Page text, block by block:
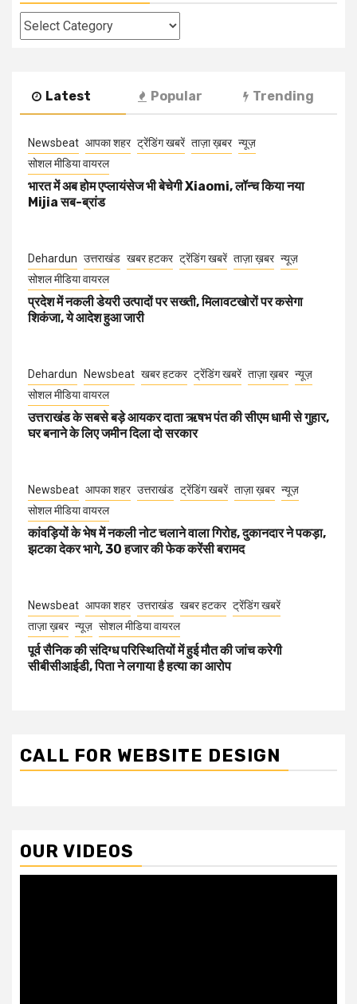
Categories
Latest Popular Trending
Newsbeat आपका शहर ट्रेंडिंग खबरें ताज़ा ख़बर न्यूज़
सोशल मीडिया वायरल
भारत में अब होम एप्लायंसेज भी बेचेगी Xiaomi, लॉन्च किया नया
Mijia सब-ब्रांड
Dehardun उत्तराखंड खबर हटकर ट्रेंडिंग खबरें ताज़ा ख़बर न्यूज़
सोशल मीडिया वायरल
प्रदेश में नकली डेयरी उत्पादों पर सख्ती, मिलावटखोरों पर कसेगा
शिकंजा, ये आदेश हुआ जारी
Dehardun Newsbeat खबर हटकर ट्रेंडिंग खबरें ताज़ा ख़बर न्यूज़
सोशल मीडिया वायरल
उत्तराखंड के सबसे बड़े आयकर दाता ऋषभ पंत की सीएम धामी से गुहार,
घर बनाने के लिए जमीन दिला दो सरकार
Newsbeat आपका शहर उत्तराखंड ट्रेंडिंग खबरें ताज़ा ख़बर न्यूज़
सोशल मीडिया वायरल
कांवड़ियों के भेष में नकली नोट चलाने वाला गिरोह, दुकानदार ने पकड़ा,
झटका देकर भागे, 30 हजार की फेक करेंसी बरामद
Newsbeat आपका शहर उत्तराखंड खबर हटकर ट्रेंडिंग खबरें
ताज़ा ख़बर न्यूज़ सोशल मीडिया वायरल
पूर्व सैनिक की संदिग्ध परिस्थितियों में हुई मौत की जांच करेगी
सीबीसीआईडी, पिता ने लगाया है हत्या का आरोप
CALL FOR WEBSITE DESIGN
OUR VIDEOS